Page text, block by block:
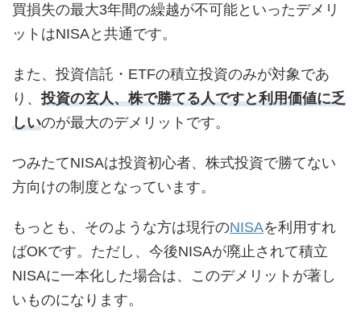
買損失の最大3年間の繰越が不可能といったデメリ
ットはNISAと共通です。
また、投資信託・ETFの積立投資のみが対象であ
り、投資の玄人、株で勝てる人ですと利用価値に乏
しいのが最大のデメリットです。
つみたてNISAは投資初心者、株式投資で勝てない
方向けの制度となっています。
もっとも、そのような方は現行のNISAを利用すれ
ばOKです。ただし、今後NISAが廃止されて積立
NISAに一本化した場合は、このデメリットが著し
いものになります。